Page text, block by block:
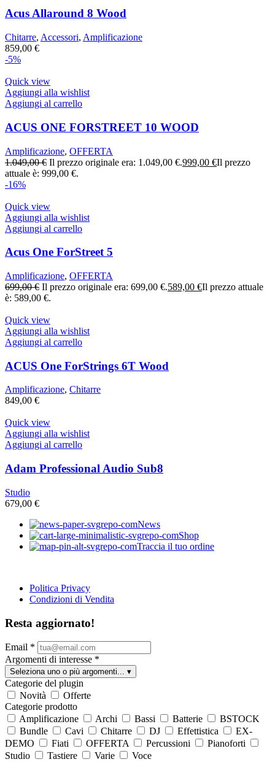
Acus Allaround 8 Wood
Chitarre, Accessori, Amplificazione
859,00 €
-5%
Quick view
Aggiungi alla wishlist
Aggiungi al carrello
ACUS ONE FORSTREET 10 WOOD
Amplificazione, OFFERTA
1.049,00€ Il prezzo originale era: 1.049,00 €.999,00 €Il prezzo
attuale è: 999,00 €.
-16%
Quick view
Aggiungi alla wishlist
Aggiungi al carrello
Acus One ForStreet 5
Amplificazione, OFFERTA
699,00€ Il prezzo originale era: 699,00 €.589,00 €Il prezzo attuale
è: 589,00 €.
Quick view
Aggiungi alla wishlist
Aggiungi al carrello
ACUS One ForStrings 6T Wood
Amplificazione, Chitarre
849,00 €
Quick view
Aggiungi alla wishlist
Aggiungi al carrello
Adam Professional Audio Sub8
Studio
679,00 €
News
Shop
Traccia il tuo ordine
Politica Privacy
Condizioni di Vendita
Resta aggiornato!
Email *
Argomenti di interesse *
Seleziona uno o più argomenti... ▾
Categorie del plugin
Novità
Offerte
Categorie prodotto
Amplificazione
Archi Bassi Batterie
BSTOCK
Bundle
Cavi Chitarre DJ Effettistica
EX-
DEMO
Fiati OFFERTA Percussioni
Pianoforti
Studio
Tastiere Varie Voce